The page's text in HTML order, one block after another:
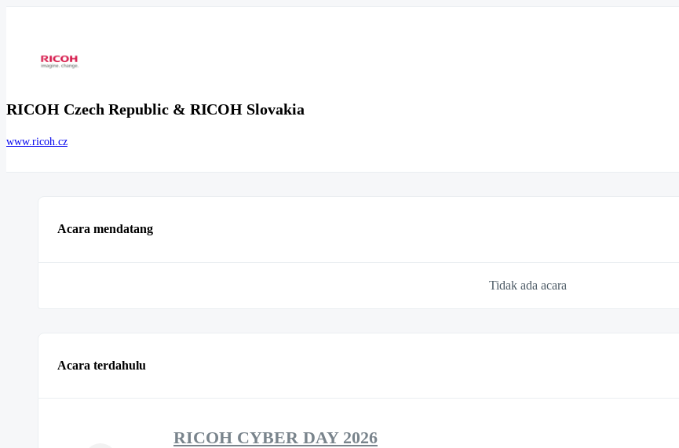
RICOH Czech Republic & RICOH Slovakia
www.ricoh.cz
Acara mendatang
Tidak ada acara
Acara terdahulu
RICOH CYBER DAY 2026